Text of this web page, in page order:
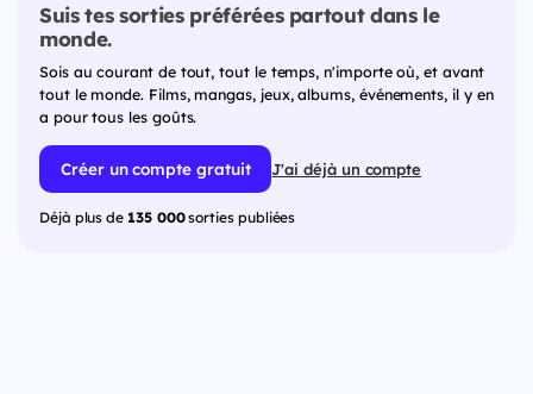
Suis tes sorties préférées partout dans le
monde.
Sois au courant de tout, tout le temps, n'importe où, et avant
tout le monde. Films, mangas, jeux, albums, événements, il y en
a pour tous les goûts.
Créer un compte gratuit J'ai déjà un compte
Déjà plus de 135 000sorties publiées